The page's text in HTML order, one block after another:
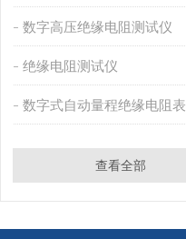
数字高压绝缘电阻测试仪
绝缘电阻测试仪
数字式自动量程绝缘电阻表
查看全部